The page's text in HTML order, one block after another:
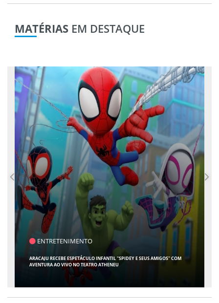
MATÉRIAS EM DESTAQUE
SAÚDE
CONTABILIDADE ESPECIALIZADA PARA MÉDICOS GANHA ESPAÇO EM SERGIPE
COM ATUAÇÃO PIONEIRA DA RISSI